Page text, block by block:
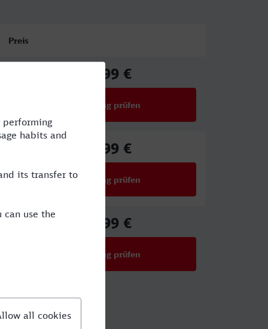
Preis
61,99 €
Verbindung prüfen
61,99 €
Verbindung prüfen
45,99 €
Verbindung prüfen